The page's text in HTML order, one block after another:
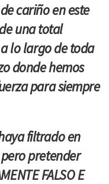
cariño en este
una total
lo largo de toda
donde hemos
para siempre
filtrado en
pero pretender
FALSO E